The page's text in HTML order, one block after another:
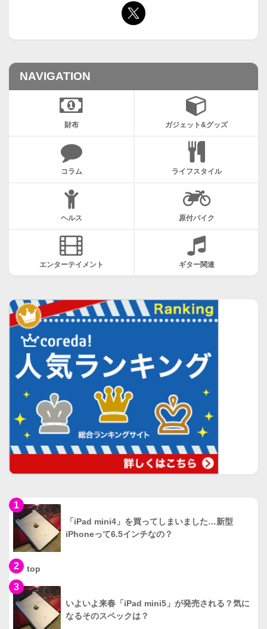
NAVIGATION
財布 ガジェット&グッズ
コラム ライフスタイル
ヘルス 原付バイク
エンターテイメント ギター関連
1
「iPad mini4」を買ってしまいました…新型
iPhoneって6.5インチなの？
2 top
3
いよいよ来春「iPad mini5」が発売される？気に
なるそのスペックは？